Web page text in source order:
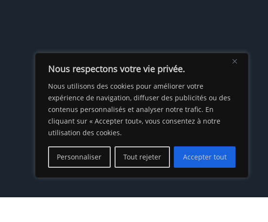
Nous respectons votre vie privée.
Nous utilisons des cookies pour améliorer votre
expérience de navigation, diffuser des publicités ou des
contenus personnalisés et analyser notre trafic. En
cliquant sur « Accepter tout», vous consentez à notre
utilisation des cookies.
Personnaliser Tout rejeter Accepter tout